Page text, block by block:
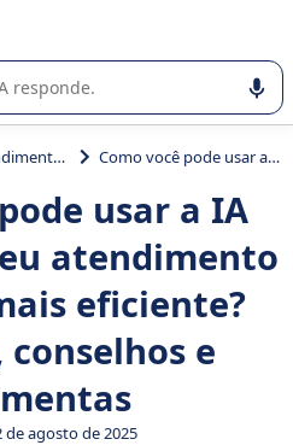
ou na seleção de software
Atendimento ao cliente Como você pode usar a IA para tornar seu atendimento ao cliente mais eficiente? Exemplos, conselhos e ferramentas
usar a IA
atendimento
eficiente?
conselhos e
de agosto de 2025